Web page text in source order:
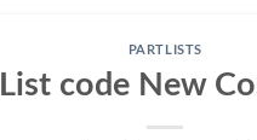
PARTLISTS
List code New